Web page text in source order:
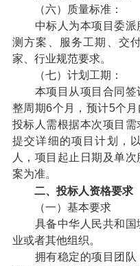
（六）质量标准：
中标人为本项目委派
测方案、服务工期、交
家、行业规范要求。
（七）计划工期：
本项目从项目合同签
整周期6个月，预计5个月
投标人需根据本次项目
提交详细的项目计划，
人，项目起止日期及单
案为准。
二、投标人资格要求
（一）基本要求
具备中华人民共和国
业或者其他组织。
拥有稳定的项目团队